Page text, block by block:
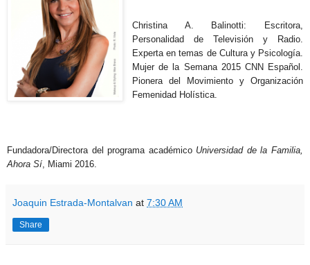
Christina A. Balinotti: Escritora,
Personalidad de Televisión y Radio.
Experta en temas de Cultura y Psicología.
Mujer de la Semana 2015 CNN Español.
Pionera del Movimiento y Organización
Femenidad Holística.
Fundadora/Directora del programa académico Universidad de la Familia,
Ahora Sí , Miami 2016.
Joaquin Estrada-Montalvan at 7:30 AM
Share